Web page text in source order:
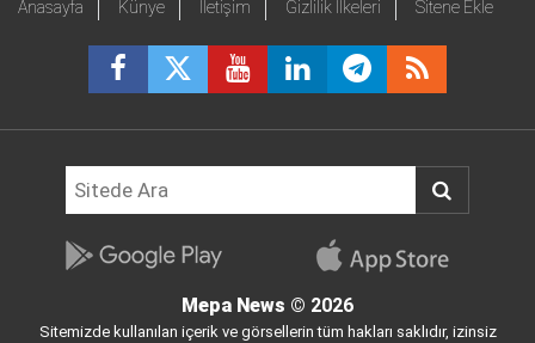
Anasayfa Künye İletişim Gizlilik İlkeleri Sitene Ekle
Mepa News © 2026
Sitemizde kullanılan içerik ve görsellerin tüm hakları saklıdır, izinsiz